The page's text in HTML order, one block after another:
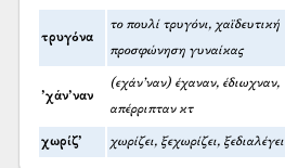
τρυγόνα
το πουλί τρυγόνι, χαϊδευτική
προσφώνηση γυναίκας
’χάν’ναν
(εχάν’ναν) έχαναν, έδιωχναν,
απέρριπταν κτ
χωρίζ’ χωρίζει, ξεχωρίζει, ξεδιαλέγει